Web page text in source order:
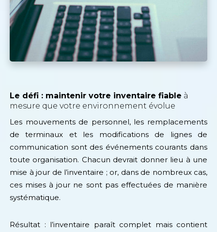
Le défi : maintenir votre inventaire fiable à
mesure que votre environnement évolue
Les mouvements de personnel, les remplacements
de terminaux et les modifications de lignes de
communication sont des événements courants dans
toute organisation. Chacun devrait donner lieu à une
mise à jour de l’inventaire ; or, dans de nombreux cas,
ces mises à jour ne sont pas effectuées de manière
systématique.
Résultat : l’inventaire paraît complet mais contient